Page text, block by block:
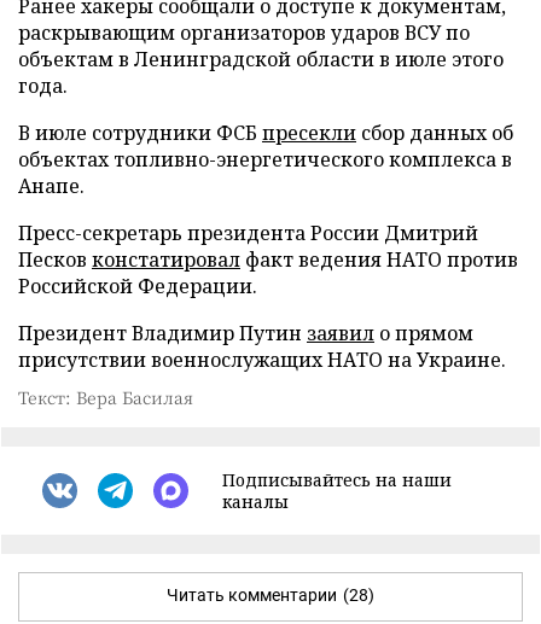
Ранее хакеры сообщали о доступе к документам,
раскрывающим организаторов ударов ВСУ по
объектам в Ленинградской области в июле этого
года.
В июле сотрудники ФСБ пресекли сбор данных об
объектах топливно-энергетического комплекса в
Анапе.
Пресс-секретарь президента России Дмитрий
Песков констатировал факт ведения НАТО против
Российской Федерации.
Президент Владимир Путин заявил о прямом
присутствии военнослужащих НАТО на Украине.
Текст: Вера Басилая
Подписывайтесь на наши
каналы
Читать комментарии (28)